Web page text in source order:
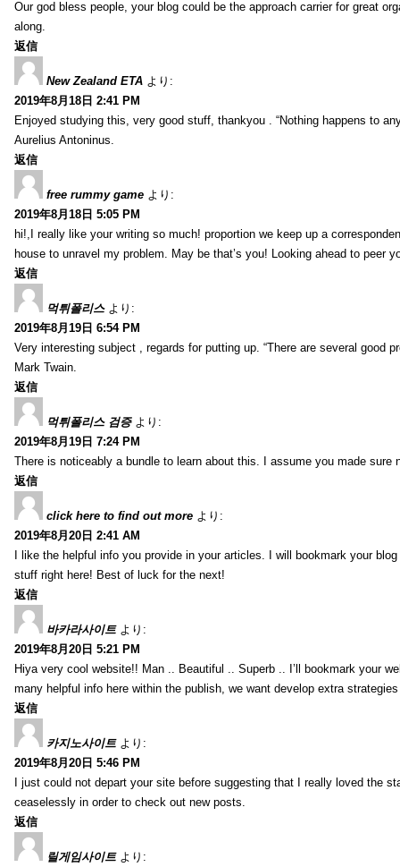
Our god bless people, your blog could be the approach carrier for great
along.
返信
New Zealand ETA より:
2019年8月18日 2:41 PM
Enjoyed studying this, very good stuff, thankyou . “Nothing happens to
Aurelius Antoninus.
返信
free rummy game より:
2019年8月18日 5:05 PM
hi!,I really like your writing so much! proportion we keep up a
house to unravel my problem. May be that’s you! Looking ahead to peer
返信
먹튀폴리스 より:
2019年8月19日 6:54 PM
Very interesting subject , regards for putting up. “There are several good
Mark Twain.
返信
먹튀폴리스 검증 より:
2019年8月19日 7:24 PM
There is noticeably a bundle to learn about this. I assume you made sure
返信
click here to find out more より:
2019年8月20日 2:41 AM
I like the helpful info you provide in your articles. I will bookmark your
stuff right here! Best of luck for the next!
返信
바카라사이트 より:
2019年8月20日 5:21 PM
Hiya very cool website!! Man .. Beautiful .. Superb .. I’ll bookmark your
many helpful info here within the publish, we want develop extra
返信
카지노사이트 より:
2019年8月20日 5:46 PM
I just could not depart your site before suggesting that I really loved the
ceaselessly in order to check out new posts.
返信
릴게임사이트 より: